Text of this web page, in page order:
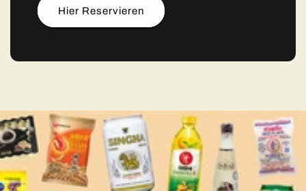
Hier Reservieren